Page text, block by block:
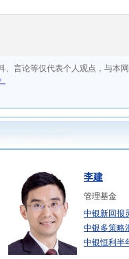
李建
管理基金
中银新回报
中银多策略
中银恒利半